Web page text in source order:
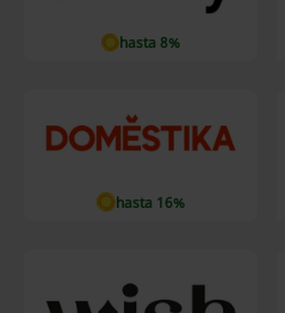
hasta 8%
hasta 16%